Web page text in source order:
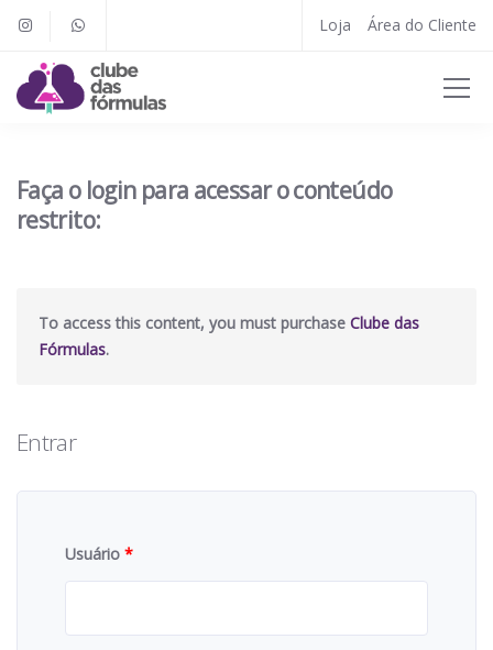
Loja Área do Cliente
Faça o login para acessar o conteúdo
restrito:
To access this content, you must purchase Clube das
Fórmulas.
Entrar
Usuário *